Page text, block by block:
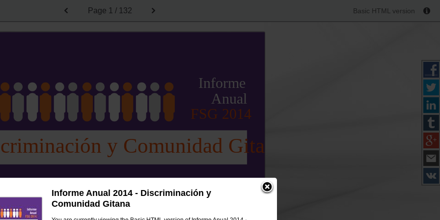
Informe Anual 2014 - Discriminación y
Comunidad Gitana
Page 1 / 132 Basic HTML version
y Comunidad Gitana
Informe
Anual
FSG 2014